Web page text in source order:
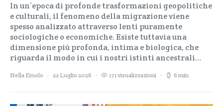
In un’epoca di profonde trasformazioni geopolitiche
e culturali, il fenomeno della migrazione viene
spesso analizzato attraverso lenti puramente
sociologiche o economiche. Esiste tuttavia una
dimensione più profonda, intima e biologica, che
riguarda il modo in cui i nostri istinti ancestrali…
Stella Emolo 22 Luglio 2026 171 visualizzazioni 6 min